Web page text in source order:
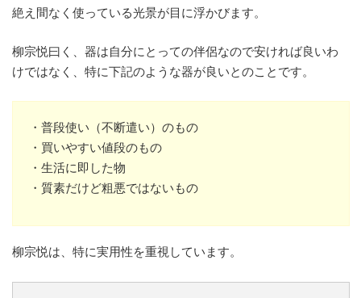
絶え間なく使っている光景が目に浮かびます。
柳宗悦曰く、器は自分にとっての伴侶なので安ければ良いわ
けではなく、特に下記のような器が良いとのことです。
・普段使い（不断遣い）のもの
・買いやすい値段のもの
・生活に即した物
・質素だけど粗悪ではないもの
柳宗悦は、特に実用性を重視しています。